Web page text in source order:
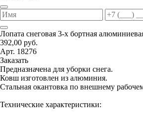
Лопата снеговая 3-х бортная
392,00 руб.
Арт. 18276
Заказать
Предназначена для уборки снега.
Ковш изготовлен из алюминия.
Стальная окантовка по внешнему
Технические характеристики: